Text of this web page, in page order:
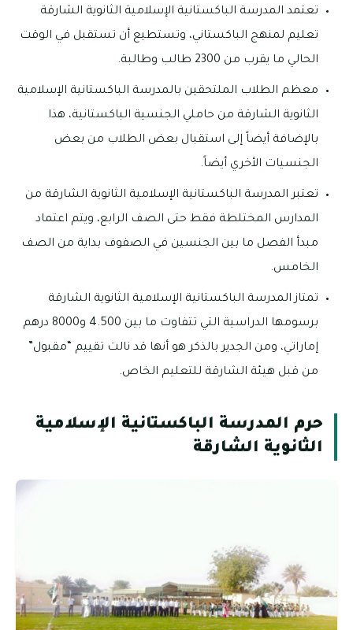
تعتمد المدرسة الباكستانية الإسلامية الثانوية الشارقة
تعليم لمنهج الباكستاني، وتستطيع أن تستقبل في الوقت
الحالي ما يقرب من 2300 طالب وطالبة.
معظم الطلاب الملتحقين بالمدرسة الباكستانية الإسلامية
الثانوية الشارقة من حاملي الجنسية الباكستانية، هذا
بالإضافة أيضاً إلى استقبال بعض الطلاب من بعض
الجنسيات الأخري أيضاً.
تعتبر المدرسة الباكستانية الإسلامية الثانوية الشارقة من
المدارس المختلطة فقط حتى الصف الرابع، ويتم اعتماد
مبدأ الفصل ما بين الجنسين في الصفوف بداية من الصف
الخامس.
تمتاز المدرسة الباكستانية الإسلامية الثانوية الشارقة
برسومها الدراسية التي تتفاوت ما بين 4.500 و8000 درهم
إماراتي، ومن الجدير بالذكر هو أنها قد نالت تقييم “مقبول”
من قبل هيئة الشارقة للتعليم الخاص.
حرم المدرسة الباكستانية الإسلامية
الثانوية الشارقة